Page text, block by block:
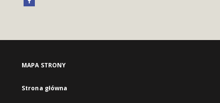
MAPA STRONY
Strona główna